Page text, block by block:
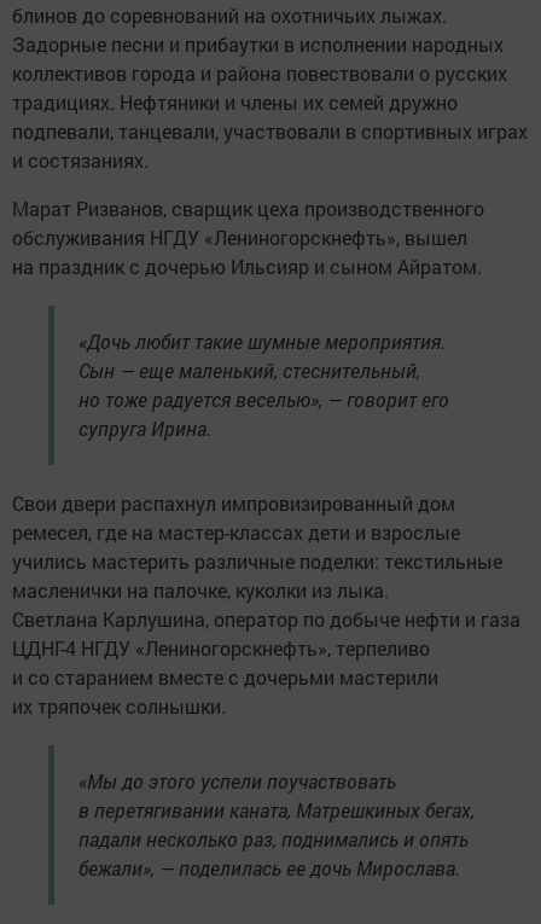
блинов до соревнований на охотничьих лыжах.
Задорные песни и прибаутки в исполнении народных
коллективов города и района повествовали о русских
традициях. Нефтяники и члены их семей дружно
подпевали, танцевали, участвовали в спортивных играх
и состязаниях.
Марат Ризванов, сварщик цеха производственного
обслуживания НГДУ «Лениногорскнефть», вышел
на праздник с дочерью Ильсияр и сыном Айратом.
«Дочь любит такие шумные мероприятия.
Сын — еще маленький, стеснительный,
но тоже радуется веселью», — говорит его
супруга Ирина.
Свои двери распахнул импровизированный дом
ремесел, где на мастер-классах дети и взрослые
учились мастерить различные поделки: текстильные
масленички на палочке, куколки из лыка.
Светлана Карлушина, оператор по добыче нефти и газа
ЦДНГ-4 НГДУ «Лениногорскнефть», терпеливо
и со старанием вместе с дочерьми мастерили
их тряпочек солнышки.
«Мы до этого успели поучаствовать
в перетягивании каната, Матрешкиных бегах,
падали несколько раз, поднимались и опять
бежали», — поделилась ее дочь Мирослава.